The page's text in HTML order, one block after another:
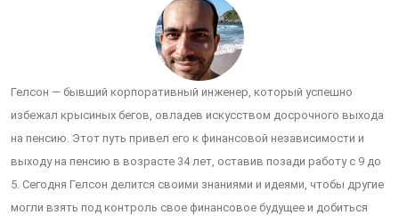
Гелсон — бывший корпоративный инженер, который успешно
избежал крысиных бегов, овладев искусством досрочного выхода
на пенсию. Этот путь привел его к финансовой независимости и
выходу на пенсию в возрасте 34 лет, оставив позади работу с 9 до
5. Сегодня Гелсон делится своими знаниями и идеями, чтобы другие
могли взять под контроль свое финансовое будущее и добиться